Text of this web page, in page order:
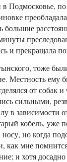
Подмосковье,
и прекращала
тоже
Местность
от собак
сильными,
в
кобель, уже
но когда
как мне
и хотя